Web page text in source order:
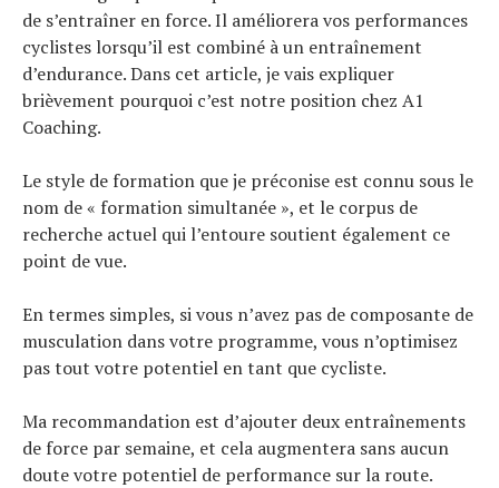
de s’entraîner en force. Il améliorera vos performances
cyclistes lorsqu’il est combiné à un entraînement
d’endurance. Dans cet article, je vais expliquer
brièvement pourquoi c’est notre position chez A1
Coaching.
Le style de formation que je préconise est connu sous le
nom de « formation simultanée », et le corpus de
recherche actuel qui l’entoure soutient également ce
point de vue.
En termes simples, si vous n’avez pas de composante de
musculation dans votre programme, vous n’optimisez
pas tout votre potentiel en tant que cycliste.
Ma recommandation est d’ajouter deux entraînements
de force par semaine, et cela augmentera sans aucun
doute votre potentiel de performance sur la route.